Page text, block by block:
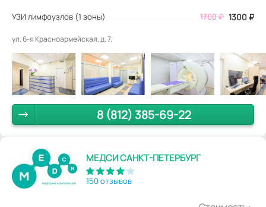
УЗИ лимфоузлов (1 зоны) 1700₽ 1300 ₽
ул. 6-я Красноармейская, д. 7.
8 (812) 385-69-22
МЕДСИ САНКТ-ПЕТЕРБУРГ
150 отзывов